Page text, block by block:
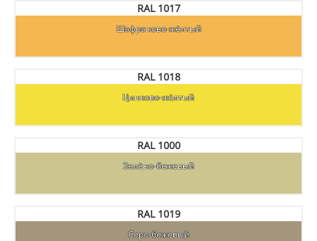
RAL 1017
Шафраново-жёлтый
RAL 1018
Цинково-жёлтый
RAL 1000
Зелёно-бежевый
RAL 1019
Серо-бежевый